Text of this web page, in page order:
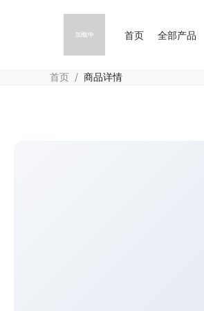
首页 全部产品
首页 / 商品详情